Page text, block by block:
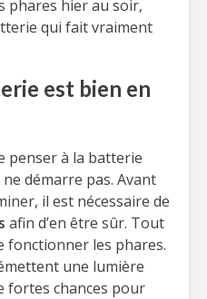
phares hier au soir,
qui fait vraiment
est bien en
penser à la batterie
démarre pas. Avant
il est nécessaire de
afin d’en être sûr. Tout
fonctionner les phares.
une lumière
fortes chances pour